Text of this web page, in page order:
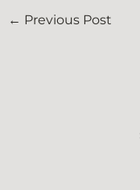
← Previous Post